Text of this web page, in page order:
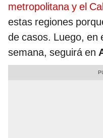
metropolitana y el
estas regiones
de casos. Luego, en
semana, seguirá en